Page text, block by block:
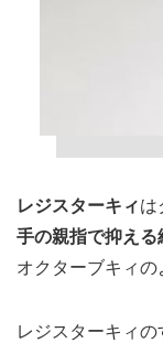
レジスターキィは
手の親指で抑える
オクターブキィの
レジスターキィ